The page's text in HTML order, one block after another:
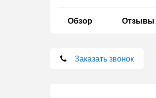
Обзор Отзывы
Заказать звонок